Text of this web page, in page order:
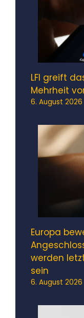
LFI greift
Mehrheit
6. August 2026
Europa
werden
sein
6. August 2026